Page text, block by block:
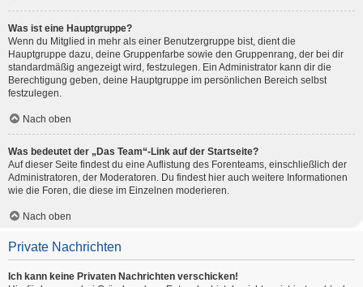
Was ist eine Hauptgruppe?
Wenn du Mitglied in mehr als einer Benutzergruppe bist, dient die
Hauptgruppe dazu, deine Gruppenfarbe sowie den Gruppenrang, der bei dir
standardmäßig angezeigt wird, festzulegen. Ein Administrator kann dir die
Berechtigung geben, deine Hauptgruppe im persönlichen Bereich selbst
festzulegen.
Nach oben
Was bedeutet der „Das Team“-Link auf der Startseite?
Auf dieser Seite findest du eine Auflistung des Forenteams, einschließlich der
Administratoren, der Moderatoren. Du findest hier auch weitere Informationen
wie die Foren, die diese im Einzelnen moderieren.
Nach oben
Private Nachrichten
Ich kann keine Privaten Nachrichten verschicken!